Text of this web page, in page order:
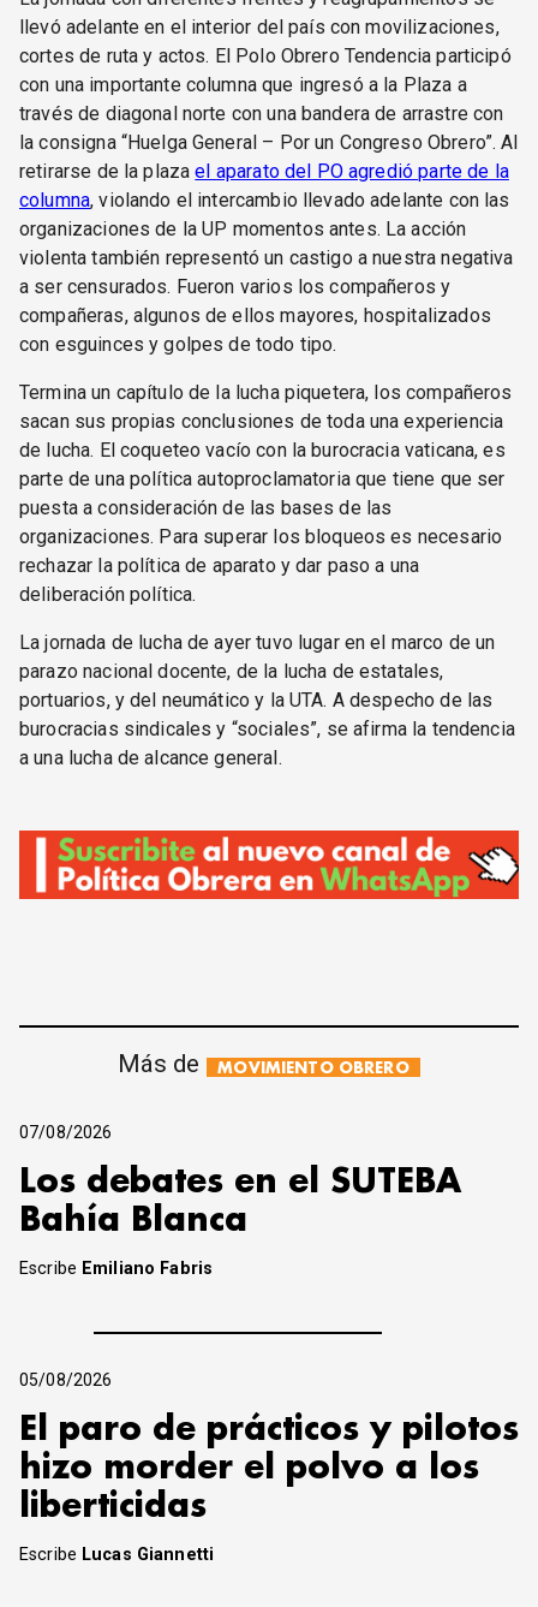
llevó adelante en el interior del país con movilizaciones,
cortes de ruta y actos. El Polo Obrero Tendencia participó
con una importante columna que ingresó a la Plaza a
través de diagonal norte con una bandera de arrastre con
la consigna “Huelga General – Por un Congreso Obrero”. Al
retirarse de la plazael aparato del PO agredió parte de la
columna, violando el intercambio llevado adelante con las
organizaciones de la UP momentos antes. La acción
violenta también representó un castigo a nuestra negativa
a ser censurados. Fueron varios los compañeros y
compañeras, algunos de ellos mayores, hospitalizados
con esguinces y golpes de todo tipo.
Termina un capítulo de la lucha piquetera, los compañeros
sacan sus propias conclusiones de toda una experiencia
de lucha. El coqueteo vacío con la burocracia vaticana, es
parte de una política autoproclamatoria que tiene que ser
puesta a consideración de las bases de las
organizaciones. Para superar los bloqueos es necesario
rechazar la política de aparato y dar paso a una
deliberación política.
La jornada de lucha de ayer tuvo lugar en el marco de un
parazo nacional docente, de la lucha de estatales,
portuarios, y del neumático y la UTA. A despecho de las
burocracias sindicales y “sociales”, se afirma la tendencia
a una lucha de alcance general.
Más de MOVIMIENTO OBRERO
07/08/2026
Los debates en el SUTEBA
Bahía Blanca
Escribe Emiliano Fabris
05/08/2026
El paro de prácticos y pilotos
hizo morder el polvo a los
liberticidas
Escribe Lucas Giannetti